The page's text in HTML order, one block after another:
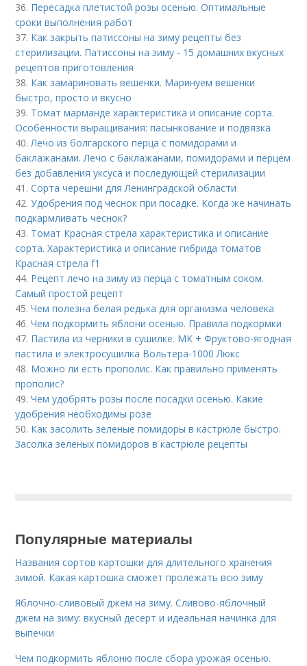
36. Пересадка плетистой розы осенью. Оптимальные
сроки выполнения работ
37. Как закрыть патиссоны на зиму рецепты без
стерилизации. Патиссоны на зиму - 15 домашних вкусных
рецептов приготовления
38. Как замариновать вешенки. Маринуем вешенки
быстро, просто и вкусно
39. Томат марманде характеристика и описание сорта.
Особенности выращивания: пасынкование и подвязка
40.Лечо из болгарского перца с помидорами и
баклажанами. Лечо с баклажанами, помидорами и перцем
без добавления уксуса и последующей стерилизации
41.Сорта черешни для Ленинградской области
42.Удобрения под чеснок при посадке. Когда же начинать
подкармливать чеснок?
43. Томат Красная стрела характеристика и описание
сорта. Характеристика и описание гибрида томатов
Красная стрела f1
44. Рецепт лечо на зиму из перца с томатным соком.
Самый простой рецепт
45.Чем полезна белая редька для организма человека
46.Чем подкормить яблони осенью. Правила подкормки
47. Пастила из черники в сушилке. МК + Фруктово-ягодная
пастила и электросушилка Вольтера-1000 Люкс
48. Можно ли есть прополис. Как правильно применять
прополис?
49.Чем удобрять розы после посадки осенью. Какие
удобрения необходимы розе
50. Как засолить зеленые помидоры в кастрюле быстро.
Засолка зеленых помидоров в кастрюле рецепты
Популярные материалы
Названия сортов картошки для длительного хранения
зимой. Какая картошка сможет пролежать всю зиму
Яблочно-сливовый джем на зиму. Сливово-яблочный
джем на зиму: вкусный десерт и идеальная начинка для
выпечки
Чем подкормить яблоню после сбора урожая осенью.